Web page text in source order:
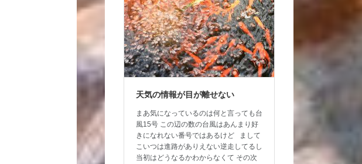
天気の情報が目が離せない
まあ気になっているのは何と言っても台
風15号 この辺の数の台風はあんまり好
きになれない番号ではあるけど まして
こいつは進路がありえない逆走してるし
当初はどうなるかわからなくて その次